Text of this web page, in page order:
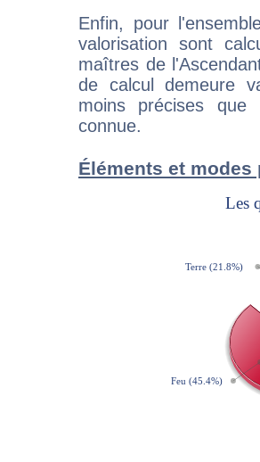
Enfin, pour
valorisation sont
maîtres de
de calcul demeure
moins précises que
connue.
Éléments et modes